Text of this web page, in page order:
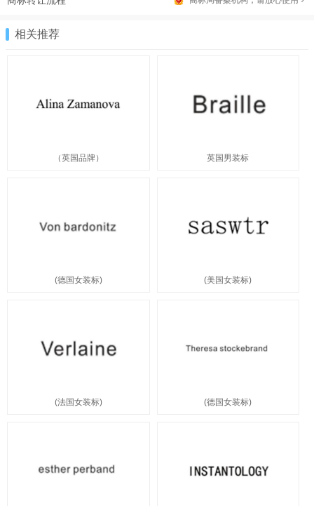
相关推荐
（英国品牌） 英国男装标
(德国女装标) (美国女装标)
(法国女装标) (德国女装标)